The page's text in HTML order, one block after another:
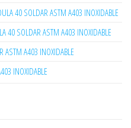
40 SOLDAR ASTM A403 INOXIDABLE
40 SOLDAR ASTM A403 INOXIDABLE
ASTM A403 INOXIDABLE
INOXIDABLE